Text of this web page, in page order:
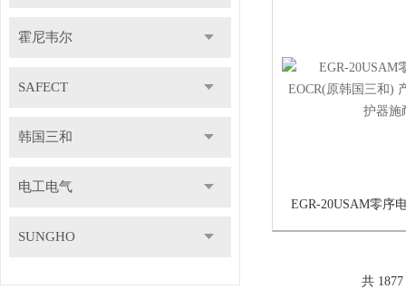
霍尼韦尔
SAFECT
韩国三和
电工电气
SUNGHO
共